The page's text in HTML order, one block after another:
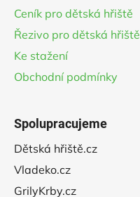
Ceník pro dětská hřiště
Řezivo pro dětská hřiště
Ke stažení
Obchodní podmínky
Spolupracujeme
Dětská hřiště.cz
Vladeko.cz
GrilyKrby.cz